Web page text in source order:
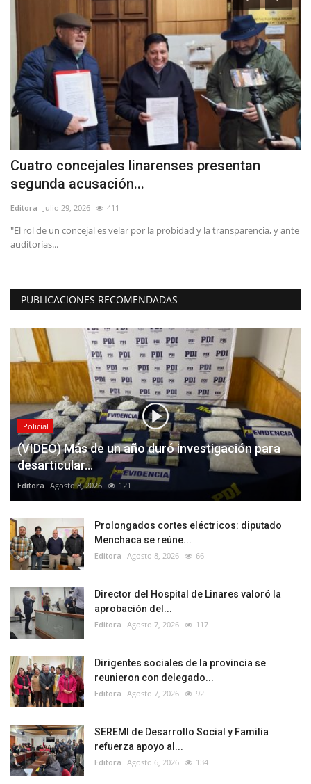
Cuatro concejales linarenses presentan
segunda acusación...
Editora Julio 29, 2026 411
"El rol de un concejal es velar por la probidad y la transparencia, y ante
auditorías...
PUBLICACIONES RECOMENDADAS
Policial
(VIDEO) Más de un año duró investigación para
desarticular...
Editora Agosto 8, 2026 121
Prolongados cortes eléctricos: diputado
Menchaca se reúne...
Editora Agosto 8, 2026 66
Director del Hospital de Linares valoró la
aprobación del...
Editora Agosto 7, 2026 117
Dirigentes sociales de la provincia se
reunieron con delegado...
Editora Agosto 7, 2026 92
SEREMI de Desarrollo Social y Familia
refuerza apoyo al...
Editora Agosto 6, 2026 134